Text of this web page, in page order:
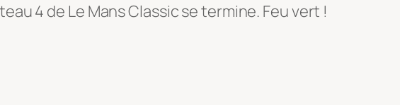
4 de Le Mans Classic se termine. Feu vert !